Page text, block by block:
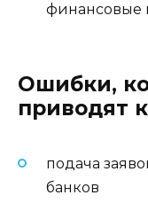
финансовые
Ошибки,
приводят
подача
банков